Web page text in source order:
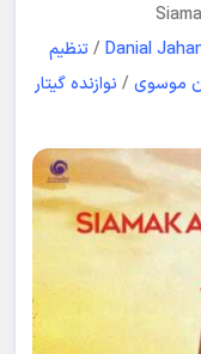
/تنظیم
موسوی / نوازنده گیتار